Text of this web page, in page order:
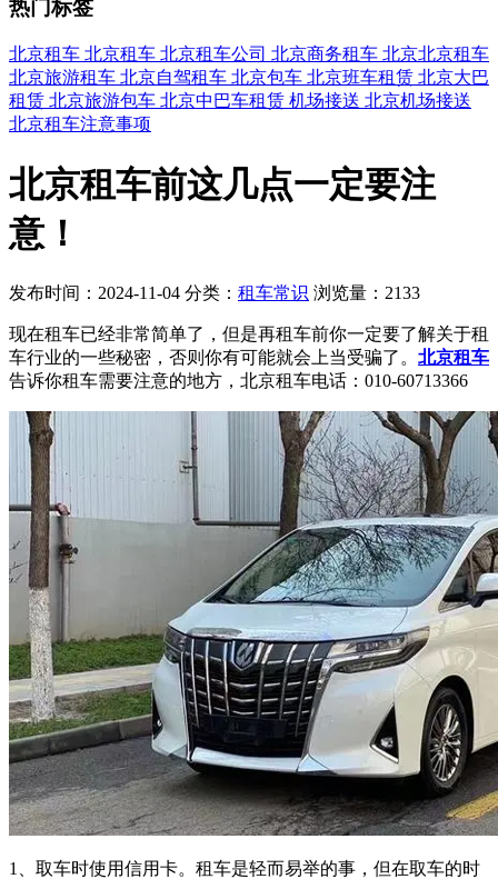
热门标签
北京租车 北京租车 北京租车公司 北京商务租车 北京北京租车
北京旅游租车 北京自驾租车 北京包车 北京班车租赁 北京大巴
租赁 北京旅游包车 北京中巴车租赁 机场接送 北京机场接送
北京租车注意事项
北京租车前这几点一定要注
意！
发布时间：2024-11-04 分类： 租车常识 浏览量：2133
现在租车已经非常简单了，但是再租车前你一定要了解关于租
车行业的一些秘密，否则你有可能就会上当受骗了。 北京租车
告诉你租车需要注意的地方， 北京租车电话 ：010-60713366
1、取车时使用信用卡。租车是轻而易举的事，但在取车的时